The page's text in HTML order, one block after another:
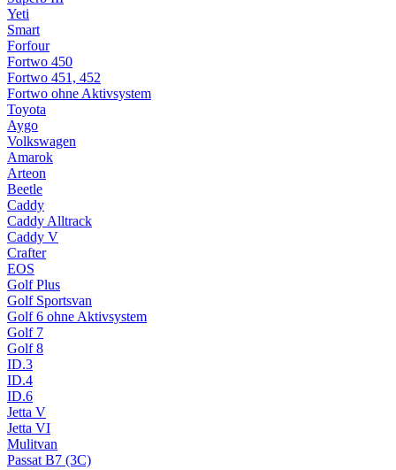
Yeti
Smart
Forfour
Fortwo 450
Fortwo 451, 452
Fortwo ohne Aktivsystem
Toyota
Aygo
Volkswagen
Amarok
Arteon
Beetle
Caddy
Caddy Alltrack
Caddy V
Crafter
EOS
Golf Plus
Golf Sportsvan
Golf 6 ohne Aktivsystem
Golf 7
Golf 8
ID.3
ID.4
ID.6
Jetta V
Jetta VI
Mulitvan
Passat B7 (3C)